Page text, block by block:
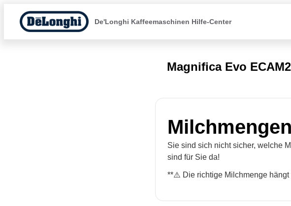
De'Longhi Kaffeemaschinen Hilfe-Center
Magnifica Evo
Milchmengen
Sie sind sich nicht sicher, welche
sind für Sie da!
**⚠️ Die richtige Milchmenge